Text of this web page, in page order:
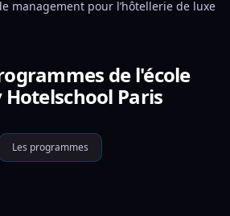
management pour l’hôtellerie de luxe
de l'école
Paris
Les programmes